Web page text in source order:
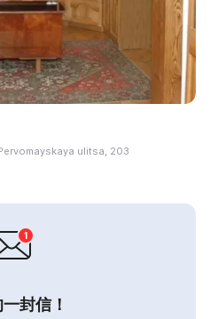
ulitsa, 203
封信！